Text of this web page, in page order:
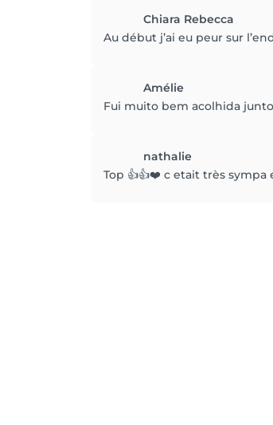
Chiara Rebecca
Au début j’ai eu peur sur
Amélie
Fui muito bem acolhida
nathalie
Top 👍👍❤️ c etait très